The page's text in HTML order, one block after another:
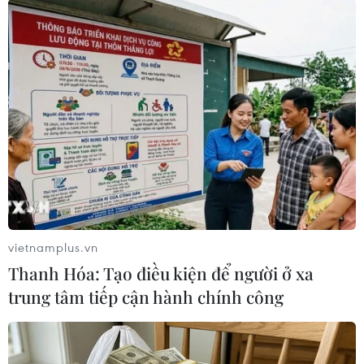
#VPBank #Vinmec
#Thanh toán
vietnamplus.vn
Thanh Hóa: Tạo điều kiện để người ở xa
trung tâm tiếp cận hành chính công